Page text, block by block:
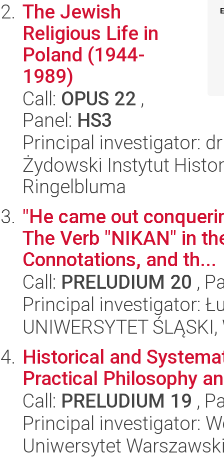
The Jewish
Religious Life in
Poland (1944-
1989)
Call: OPUS 22 ,
Panel: HS3
Principal investigator:
Żydowski Instytut
Ringelbluma
"He came out
The Verb "NIKAN" in
Connotations, and th...
Call: PRELUDIUM 20 ,
Principal investigator:
UNIWERSYTET
Historical and
Practical Philosophy
Call: PRELUDIUM 19 ,
Principal investigator:
Uniwersytet